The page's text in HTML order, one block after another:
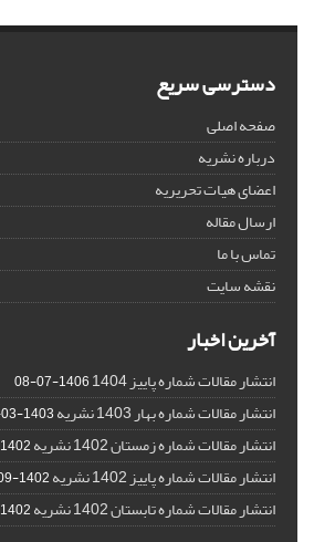
دسترسی سریع
صفحه اصلی
درباره نشریه
اعضای هیات تحریریه
ارسال مقاله
تماس با ما
نقشه سایت
آخرین اخبار
انتشار مقالات شماره پاییز 1404 1406-07-08
انتشار مقالات شماره بهار 1403 نشریه 1403-03-31
انتشار مقالات شماره زمستان 1402 نشریه 1402-12-25
انتشار مقالات شماره پاییز 1402 نشریه 1402-09-30
انتشار مقالات شماره تابستان 1402 نشریه 1402-06-30